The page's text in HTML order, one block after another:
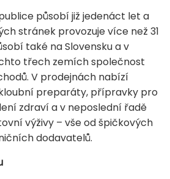
působí již jedenáct let a
stránek provozuje více než 31
také na Slovensku a v
třech zemích společnost
V prodejnách nabízí
preparáty, přípravky pro
zdraví a v neposlední řadě
výživy – vše od špičkových
dodavatelů.